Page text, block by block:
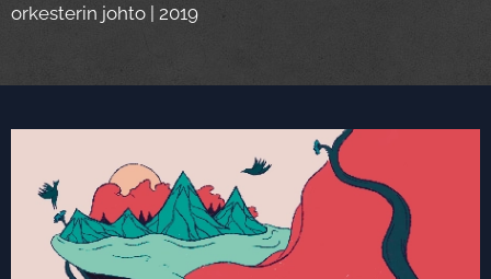
orkesterin johto | 2019